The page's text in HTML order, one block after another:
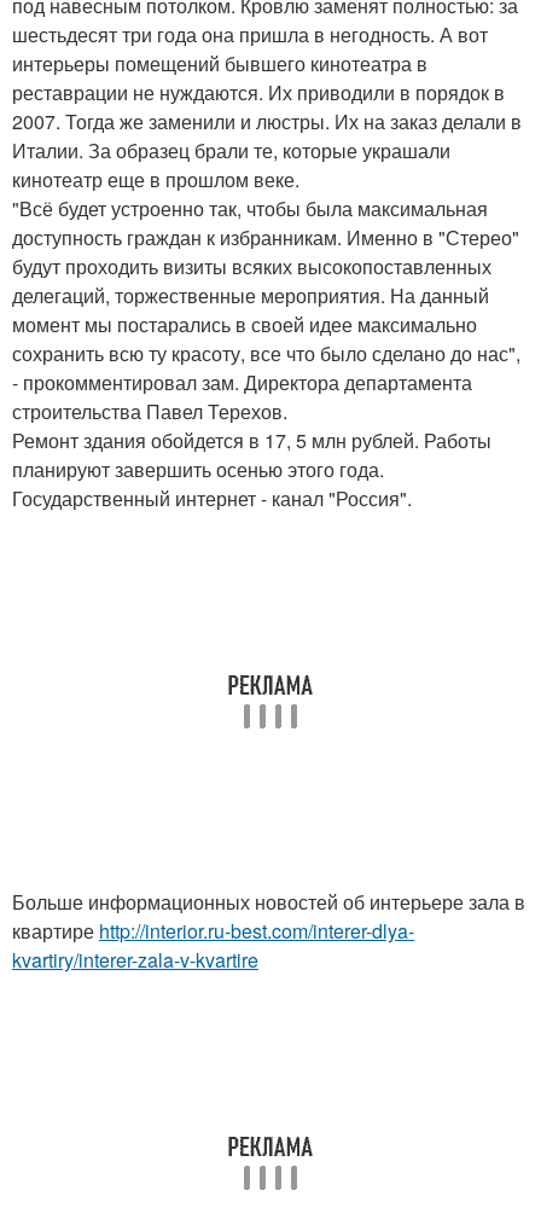
шестьдесят три года она пришла в негодность. А вот
интерьеры помещений бывшего кинотеатра в
реставрации не нуждаются. Их приводили в порядок в
2007. Тогда же заменили и люстры. Их на заказ делали в
Италии. За образец брали те, которые украшали
кинотеатр еще в прошлом веке.
"Всё будет устроенно так, чтобы была максимальная
доступность граждан к избранникам. Именно в "Стерео"
будут проходить визиты всяких высокопоставленных
делегаций, торжественные мероприятия. На данный
момент мы постарались в своей идее максимально
сохранить всю ту красоту, все что было сделано до нас",
- прокомментировал зам. Директора департамента
строительства Павел Терехов.
Ремонт здания обойдется в 17, 5 млн рублей. Работы
планируют завершить осенью этого года.
Государственный интернет - канал "Россия".
Больше информационных новостей об интерьере зала в
квартире http://interior.ru-best.com/interer-dlya-
kvartiry/interer-zala-v-kvartire